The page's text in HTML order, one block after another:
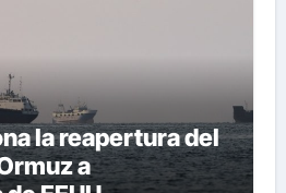
la reapertura del
a